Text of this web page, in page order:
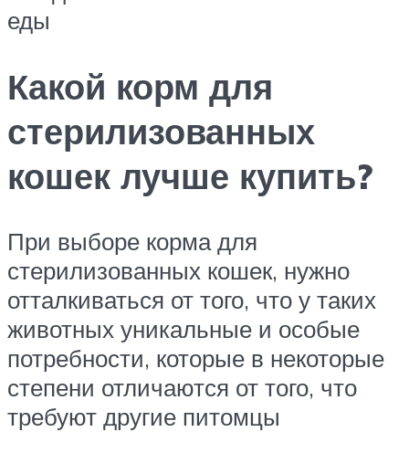
еды
Какой корм для
стерилизованных
кошек лучше купить?
При выборе корма для
стерилизованных кошек, нужно
отталкиваться от того, что у таких
животных уникальные и особые
потребности, которые в некоторые
степени отличаются от того, что
требуют другие питомцы